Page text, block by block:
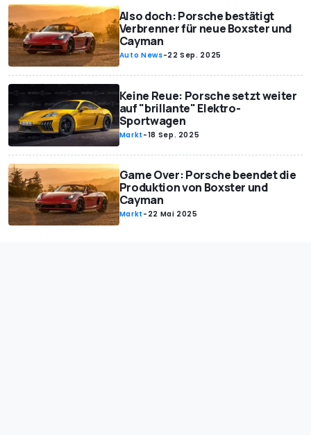
Also doch: Porsche bestätigt
Verbrenner für neue Boxster und
Cayman
Auto News-22 Sep. 2025
Keine Reue: Porsche setzt weiter
auf "brillante" Elektro-
Sportwagen
Markt -18 Sep. 2025
Game Over: Porsche beendet die
Produktion von Boxster und
Cayman
Markt - 22 Mai 2025